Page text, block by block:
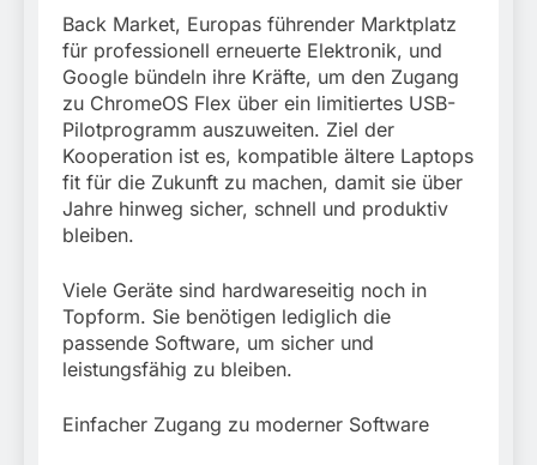
Beinahekollision an
Bahnübergang in Aubing
/ Bundespolizei ermittelt
wegen gefährlichen
Eingriffs in den
Bahnverkehr
5. August 2026
Back Market, Europas führender Marktplatz
für professionell erneuerte Elektronik, und
Google bündeln ihre Kräfte, um den Zugang
zu ChromeOS Flex über ein limitiertes USB-
Pilotprogramm auszuweiten. Ziel der
Kooperation ist es, kompatible ältere Laptops
fit für die Zukunft zu machen, damit sie über
Jahre hinweg sicher, schnell und produktiv
bleiben.
Viele Geräte sind hardwareseitig noch in
Topform. Sie benötigen lediglich die
passende Software, um sicher und
leistungsfähig zu bleiben.
Einfacher Zugang zu moderner Software